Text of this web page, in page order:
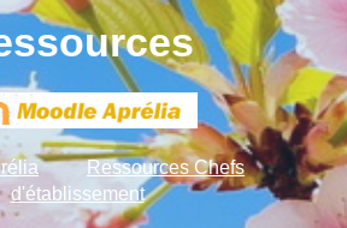
Ressources Chefs
d'établissement